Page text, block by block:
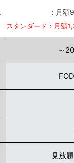
アム ：月額976
スタンダード：月額
～
見放